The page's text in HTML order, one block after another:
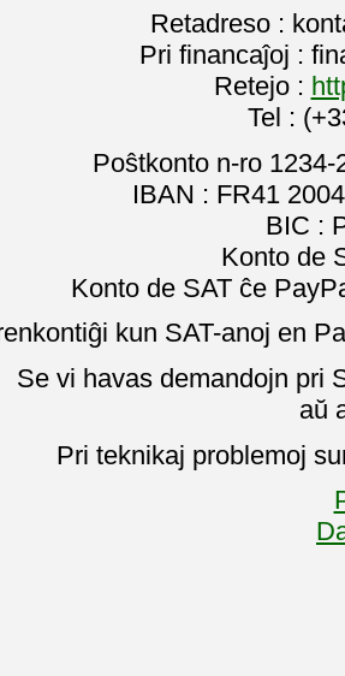
Retadreso :
Pri financaĵoj :
Retejo :
Tel :
Poŝtkonto n-ro
IBAN : FR41
BIC :
Konto de
Konto de SAT ĉe
kun SAT-anoj en
Se vi havas demandojn pri
aŭ
Pri teknikaj problemoj